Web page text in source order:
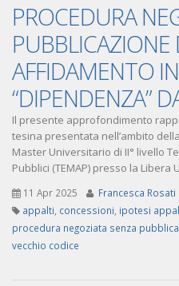
PROCEDURA
AFFIDAMENTO
“DIPENDENZA”
Il presente approfondimento
tesina presentata nell’ambito
Master Universitario di II° livello
Pubblici (TEMAP) presso la Libera
11 Apr 2025
Francesca Rosati
appalti concessioni ipotesi
procedura negoziata senza
vecchio codice